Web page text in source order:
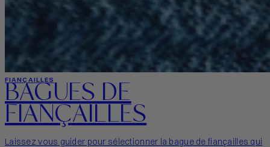
FIANÇAILLES
BAGUES DE
FIANÇAILLES
Laissez vous guider pour sélectionner la bague de fiançailles qui